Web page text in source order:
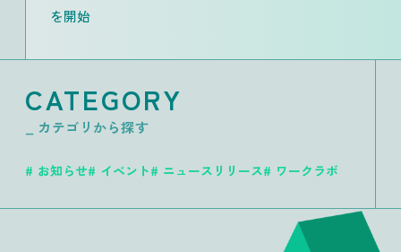
を開始
CATEGORY
_ カテゴリから探す
お知らせ イベント ニュースリリース ワークラボ